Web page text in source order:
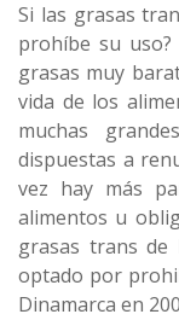
Si las grasas
prohíbe su
grasas muy
vida de los
muchas
dispuestas a
vez hay más
alimentos u
grasas trans de
optado por
Dinamarca en